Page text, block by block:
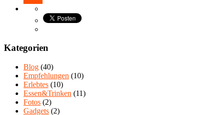
Kategorien
Blog (40)
Empfehlungen (10)
Erlebtes (10)
Essen&Trinken (11)
Fotos (2)
Gadgets (2)